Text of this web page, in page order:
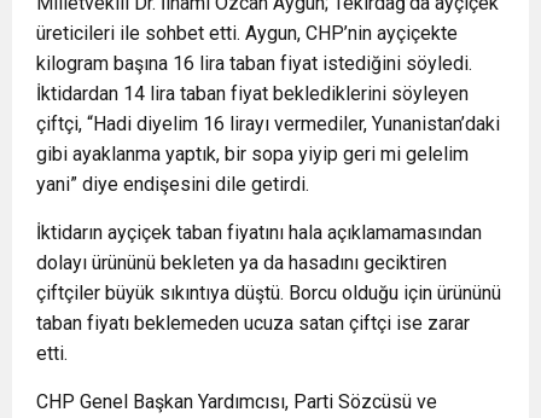
üreticileri ile sohbet etti. Aygun, CHP’nin ayçiçekte
kilogram başına 16 lira taban fiyat istediğini söyledi.
İktidardan 14 lira taban fiyat beklediklerini söyleyen
çiftçi, “Hadi diyelim 16 lirayı vermediler, Yunanistan’daki
gibi ayaklanma yaptık, bir sopa yiyip geri mi gelelim
yani” diye endişesini dile getirdi.
İktidarın ayçiçek taban fiyatını hala açıklamamasından
dolayı ürününü bekleten ya da hasadını geciktiren
çiftçiler büyük sıkıntıya düştü. Borcu olduğu için ürününü
taban fiyatı beklemeden ucuza satan çiftçi ise zarar
etti.
CHP Genel Başkan Yardımcısı, Parti Sözcüsü ve